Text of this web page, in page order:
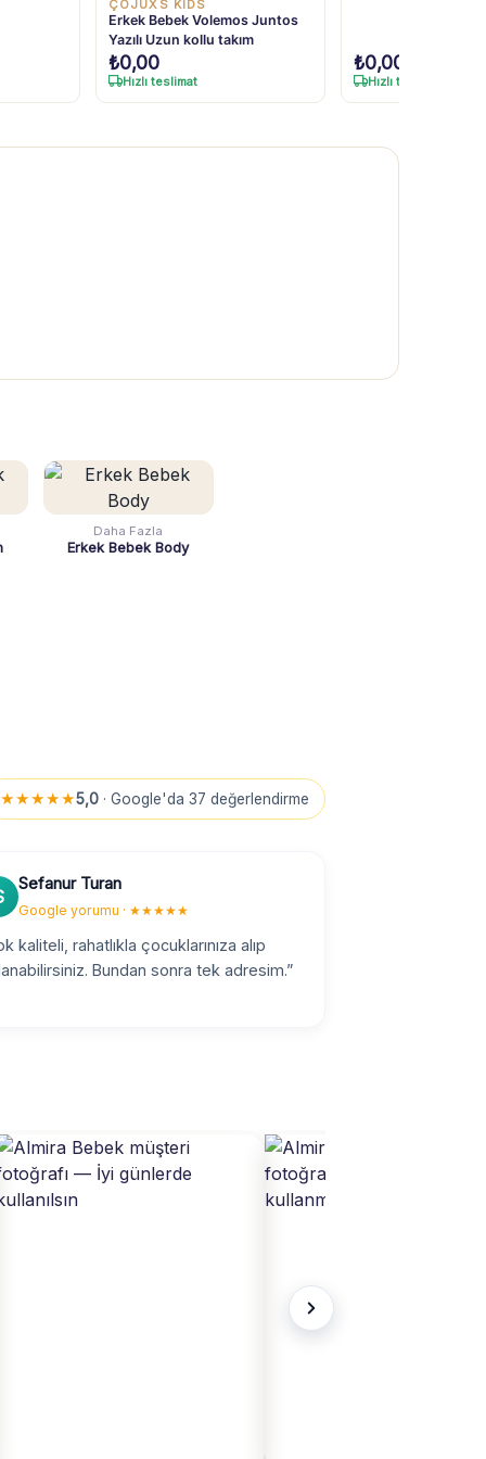
ÇOJUXS KİDS
Erkek Bebek Volemos Juntos
Yazılı Uzun kollu takım
₺0,00
Hızlı teslimat
₺0,00
Hızlı teslimat
Daha Fazla
Erkek Bebek Body
★★★★★5,0 · Google'da 37 değerlendirme
Sefanur Turan
Google yorumu · ★★★★★
kaliteli, rahatlıkla çocuklarınıza alıp
Bundan sonra tek adresim.”